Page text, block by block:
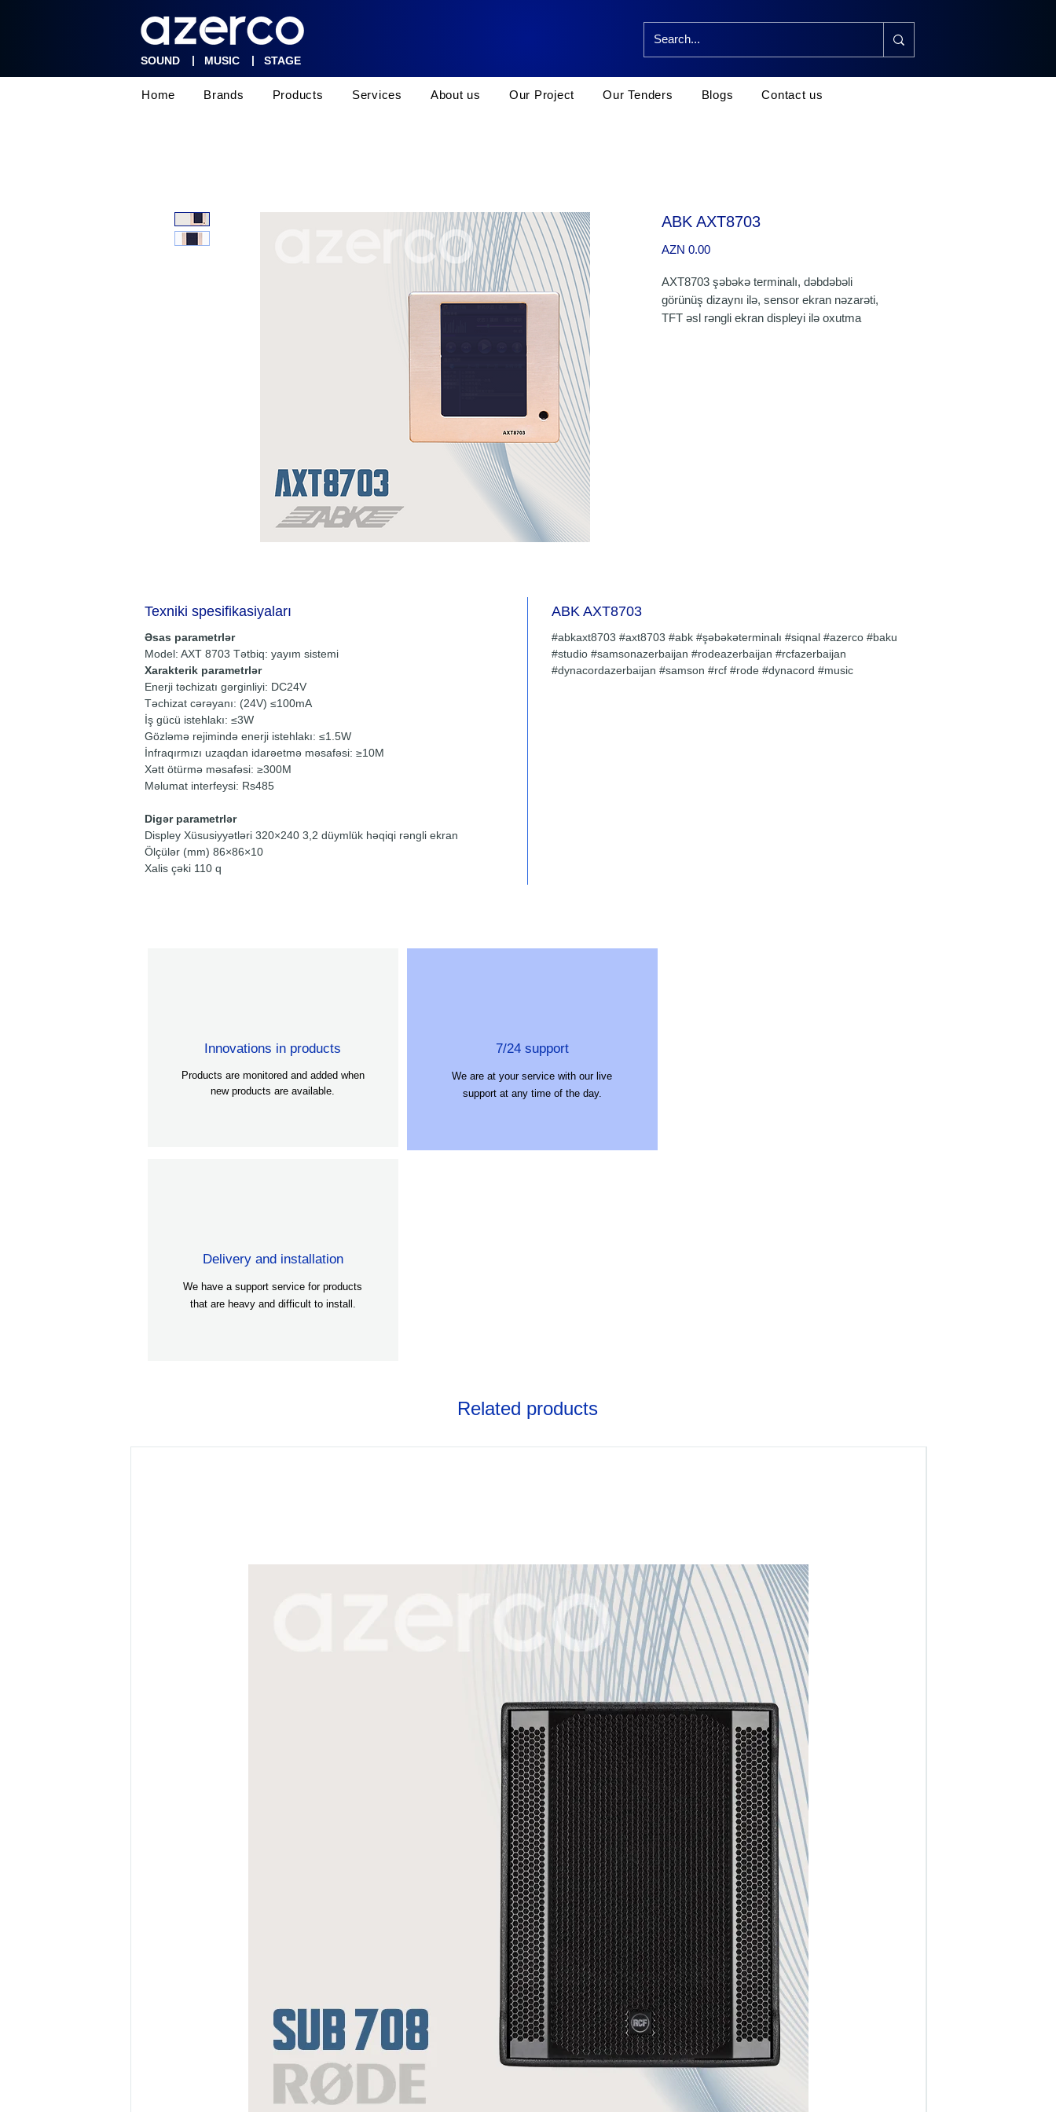
SOUND | MUSIC | STAGE
Home Brands Products Services About us Our Project Our Tenders Blogs Contact us
ABK AXT8703
AZN 0.00Price
AXT8703 şəbəkə terminalı, dəbdəbəli
görünüş dizaynı ilə, sensor ekran nəzarəti,
TFT əsl rəngli ekran displeyi ilə oxutma
Texniki spesifikasiyaları
Əsas parametrlər
Model: AXT 8703 Tətbiq: yayım sistemi
Xarakterik parametrlər
Enerji təchizatı gərginliyi: DC24V
Təchizat cərəyanı: (24V) ≤100mA
İş gücü istehlakı: ≤3W
Gözləmə rejimində enerji istehlakı: ≤1.5W
İnfraqırmızı uzaqdan idarəetmə məsafəsi: ≥10M
Xətt ötürmə məsafəsi: ≥300M
Məlumat interfeysi: Rs485
Digər parametrlər
Displey Xüsusiyyətləri 320×240 3,2 düymlük həqiqi rəngli ekran
Ölçülər (mm) 86×86×10
Xalis çəki 110 q
ABK AXT8703
#abkaxt8703 #axt8703 #abk #şəbəkəterminalı #siqnal #azerco #baku
#studio #samsonazerbaijan #rodeazerbaijan #rcfazerbaijan
#dynacordazerbaijan #samson #rcf #rode #dynacord #music
Innovations in products
Products are monitored and added when
new products are available.
7/24 support
We are at your service with our live
support at any time of the day.
Delivery and installation
We have a support service for products
that are heavy and difficult to install.
Related products